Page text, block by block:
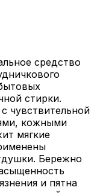
средство
стирки.
чувствительной
кожными
мягкие
Бережно
и пятна